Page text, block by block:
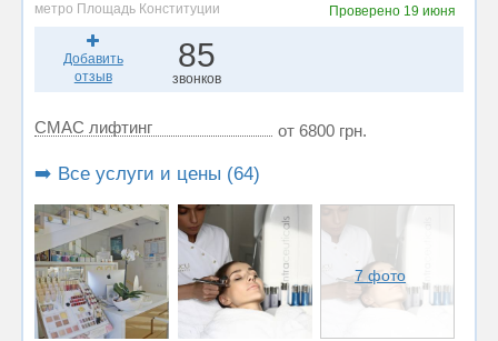
метро Площадь Конституции Проверено 19 июня
Добавить
отзыв
85
звонков
СМАС лифтинг от 6800 грн.
➡️ Все услуги и цены (64)
7 фото